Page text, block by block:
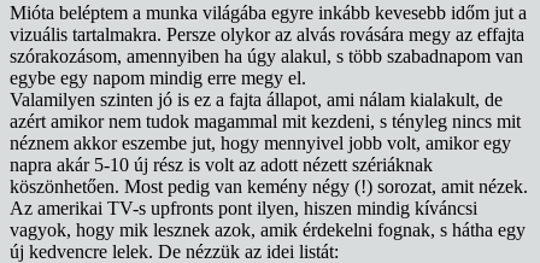
Mióta beléptem a munka világába egyre inkább kevesebb időm jut a
vizuális tartalmakra. Persze olykor az alvás rovására megy az effajta
szórakozásom, amennyiben ha úgy alakul, s több szabadnapom van
egybe egy napom mindig erre megy el.
Valamilyen szinten jó is ez a fajta állapot, ami nálam kialakult, de
azért amikor nem tudok magammal mit kezdeni, s tényleg nincs mit
néznem akkor eszembe jut, hogy mennyivel jobb volt, amikor egy
napra akár 5-10 új rész is volt az adott nézett szériáknak
köszönhetően. Most pedig van kemény négy (!) sorozat, amit nézek.
Az amerikai TV-s upfronts pont ilyen, hiszen mindig kíváncsi
vagyok, hogy mik lesznek azok, amik érdekelni fognak, s hátha egy
új kedvencre lelek. De nézzük az idei listát: